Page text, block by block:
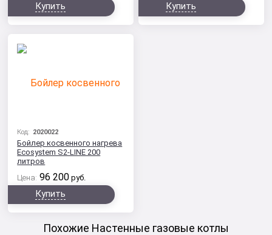
Купить Купить
Код: 2020022
Бойлер косвенного нагрева
Ecosystem S2-LINE 200
литров
Цена: 96 200 руб.
Купить
Похожие Настенные газовые котлы